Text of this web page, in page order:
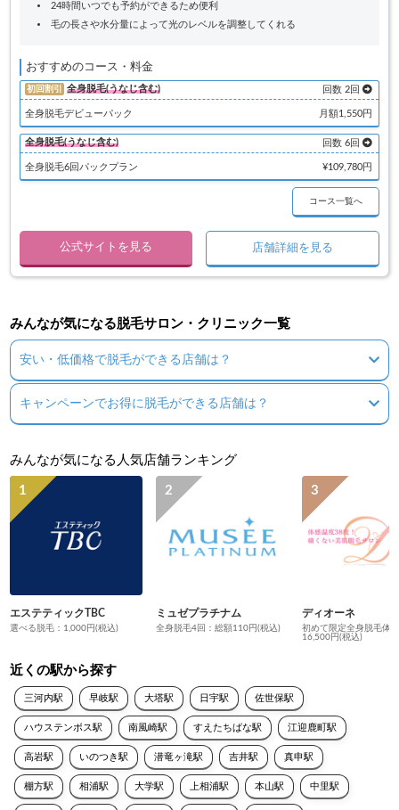
24時間いつでも予約ができるため便利
毛の長さや水分量によって光のレベルを調整してくれる
おすすめのコース・料金
初回割引 全身脱毛(うなじ含む) 回数 2回
全身脱毛デビューパック 月額1,550円
全身脱毛(うなじ含む) 回数 6回
全身脱毛6回パックプラン ¥109,780円
コース一覧へ
公式サイトを見る 店舗詳細を見る
みんなが気になる脱毛サロン・クリニック一覧
安い・低価格で脱毛ができる店舗は？
キャンペーンでお得に脱毛ができる店舗は？
みんなが気になる人気店舗ランキング
エステティックTBC
選べる脱毛：1,000円(税込)
ミュゼプラチナム
全身脱毛4回：総額110円(税込)
ディオーネ
初めて限定全身脱毛体
16,500円(税込)
近くの駅から探す
三河内駅 早岐駅 大塔駅 日宇駅 佐世保駅
ハウステンボス駅 南風崎駅 すえたちばな駅 江迎鹿町駅
高岩駅 いのつき駅 潜竜ヶ滝駅 吉井駅 真申駅
棚方駅 相浦駅 大学駅 上相浦駅 本山駅 中里駅